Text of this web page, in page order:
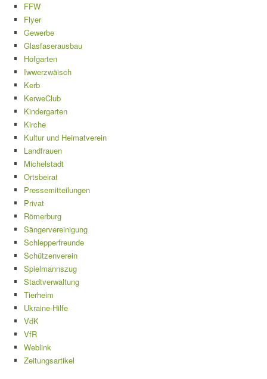
FFW
Flyer
Gewerbe
Glasfaserausbau
Hofgarten
Iwwerzwäisch
Kerb
KerweClub
Kindergarten
Kirche
Kultur und Heimatverein
Landfrauen
Michelstadt
Ortsbeirat
Pressemitteilungen
Privat
Römerburg
Sängervereinigung
Schlepperfreunde
Schützenverein
Spielmannszug
Stadtverwaltung
Tierheim
Ukraine-Hilfe
VdK
VfR
Weblink
Zeitungsartikel